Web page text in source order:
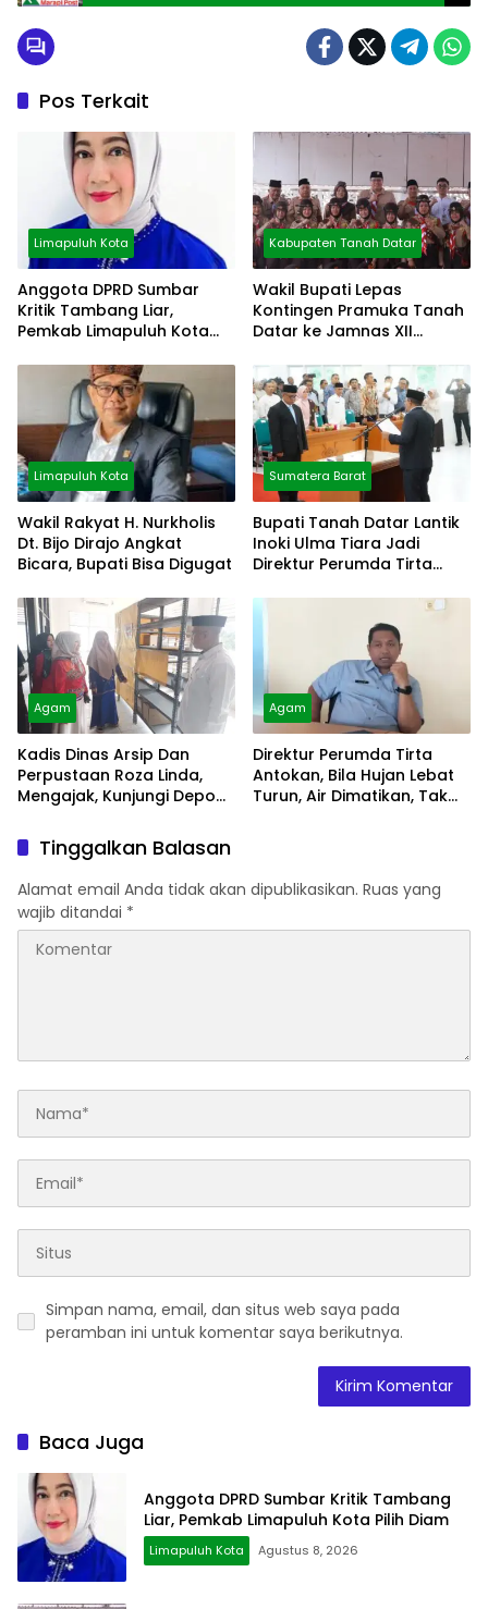
Pos Terkait
Limapuluh Kota
Anggota DPRD Sumbar
Kritik Tambang Liar,
Pemkab Limapuluh Kota
Kabupaten Tanah Datar
Wakil Bupati Lepas
Kontingen Pramuka Tanah
Datar ke Jamnas XII
Limapuluh Kota
Wakil Rakyat H. Nurkholis
Dt. Bijo Dirajo Angkat
Bicara, Bupati Bisa Digugat
Sumatera Barat
Bupati Tanah Datar Lantik
Inoki Ulma Tiara Jadi
Direktur Perumda Tirta
Agam
Kadis Dinas Arsip Dan
Perpustaan Roza Linda,
Mengajak, Kunjungi Depo
Agam
Direktur Perumda Tirta
Antokan, Bila Hujan Lebat
Turun, Air Dimatikan, Tak
Tinggalkan Balasan
Alamat email Anda tidak akan dipublikasikan. Ruas yang
wajib ditandai *
Simpan nama, email, dan situs web saya pada
peramban ini untuk komentar saya berikutnya.
Baca Juga
Anggota DPRD Sumbar Kritik Tambang
Liar, Pemkab Limapuluh Kota Pilih Diam
Limapuluh Kota Agustus 8, 2026